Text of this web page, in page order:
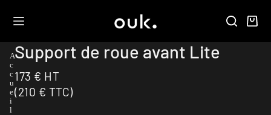
A
c
c
u
e
i
l
Support de roue avant Lite
173 € HT
(210 € TTC)